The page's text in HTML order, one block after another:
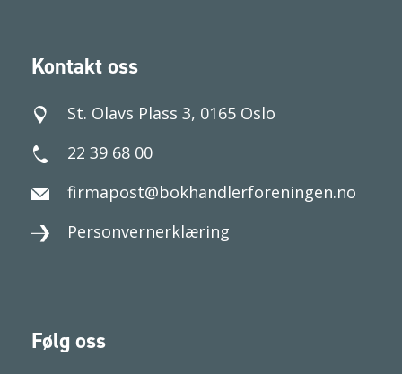
Kontakt oss
St. Olavs Plass 3, 0165 Oslo
22 39 68 00
firmapost@bokhandlerforeningen.no
Personvernerklæring
Følg oss